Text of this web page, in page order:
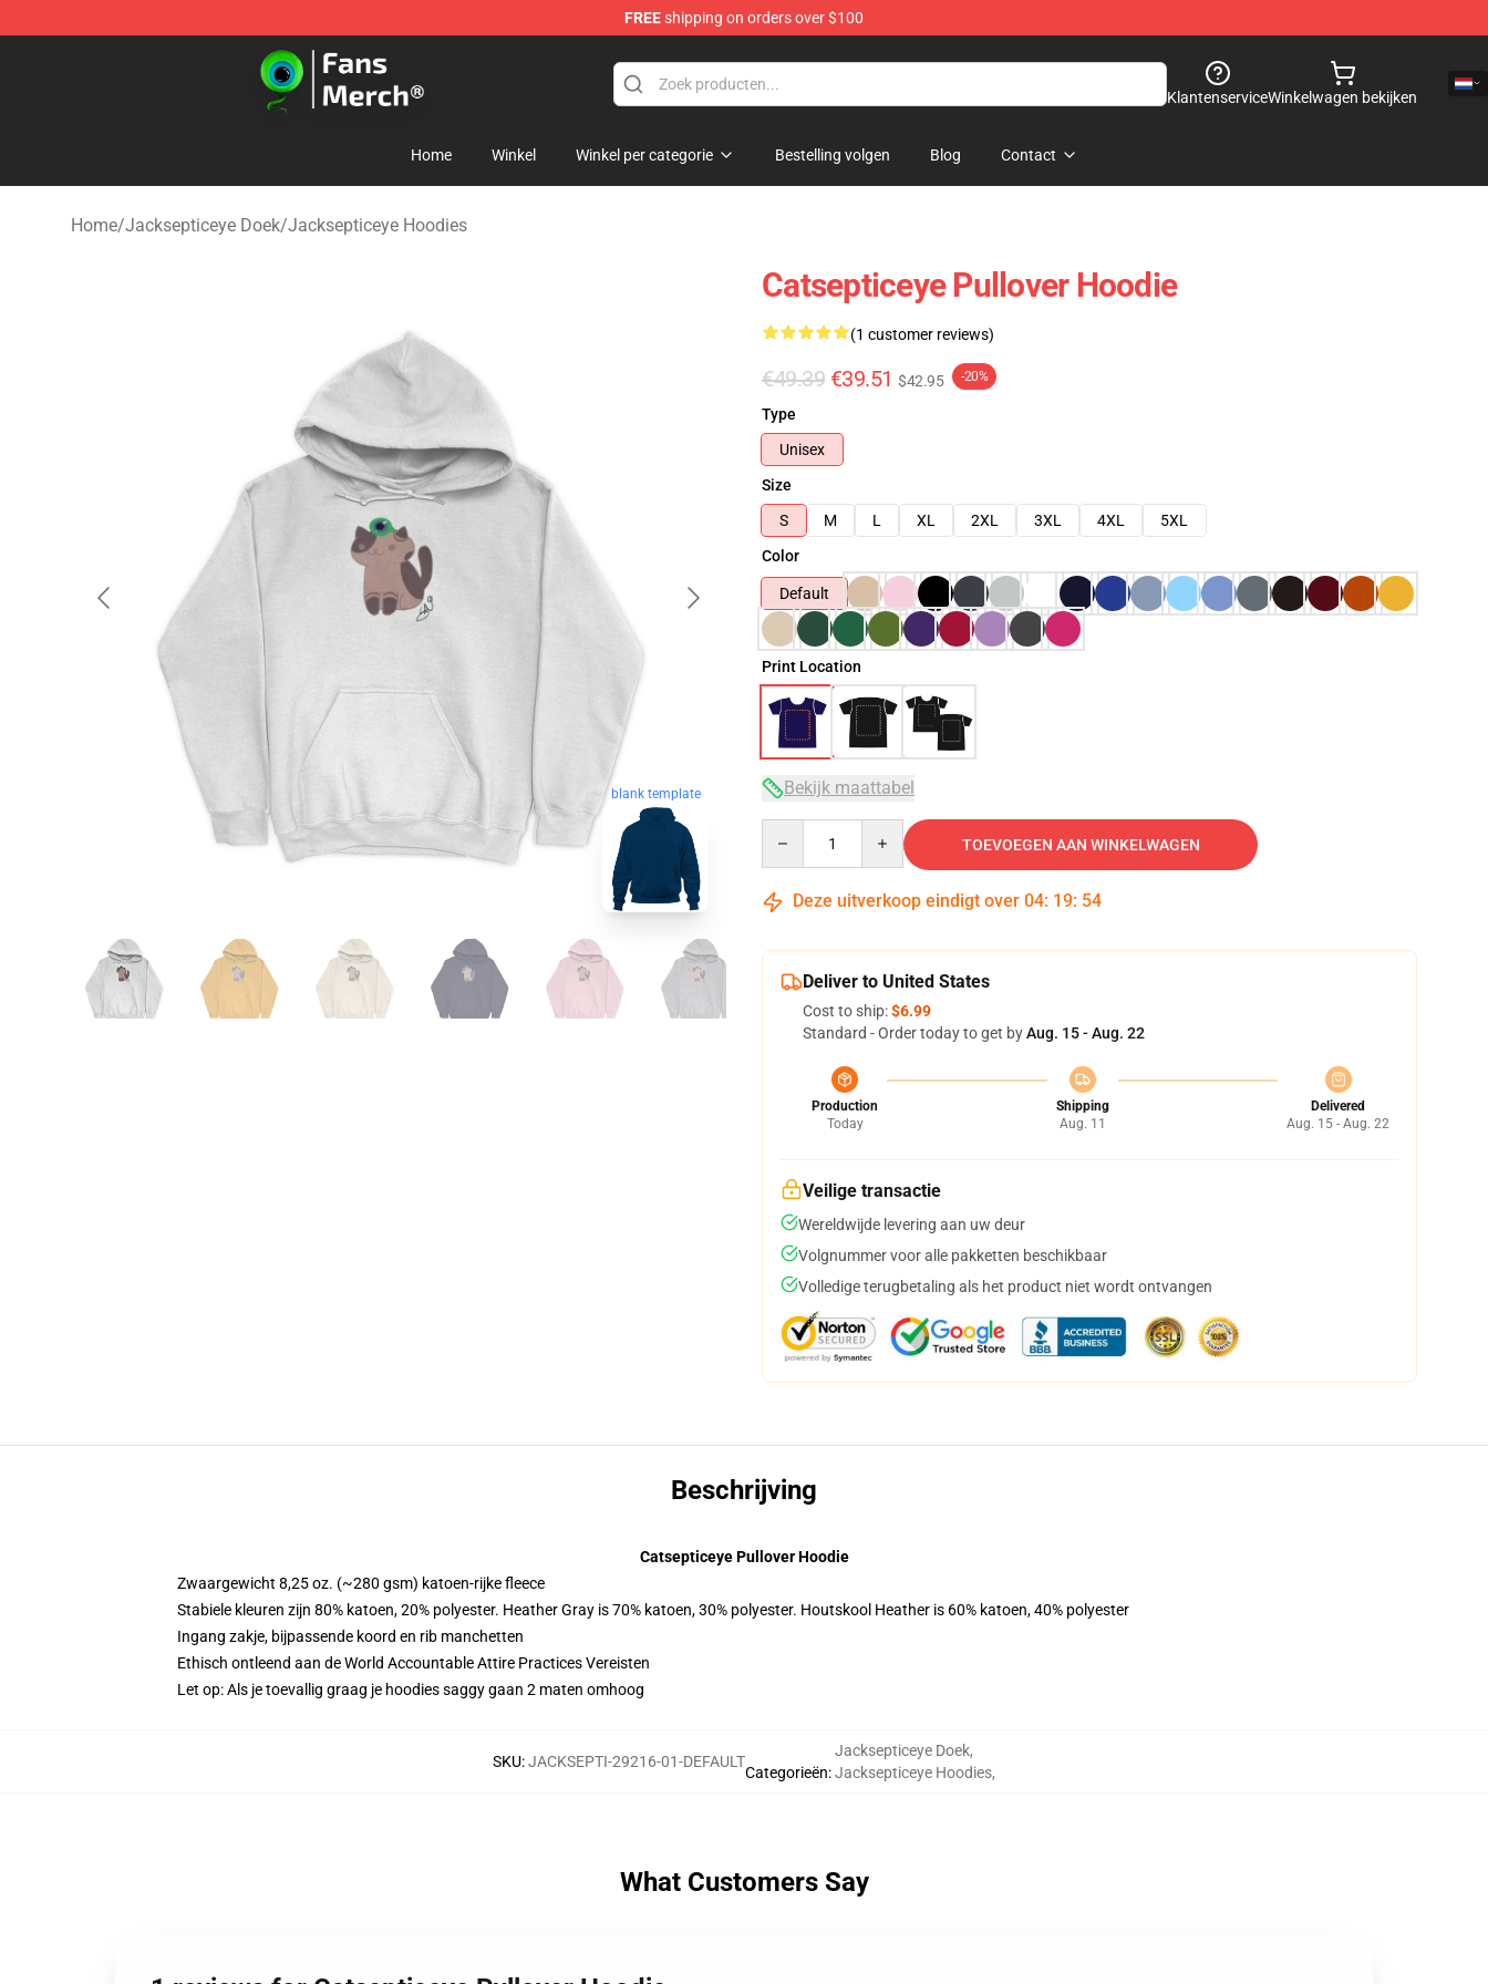
FREEshipping on orders over $100
Jacksepticeye Store - Official Jacksepticeye Merchandise Shop
KlantenserviceWinkelwagen bekijken
Home Winkel Winkel per categorie Bestelling volgen Blog Contact
Home/Jacksepticeye Doek/Jacksepticeye Hoodies
blank template
Catsepticeye Pullover Hoodie
(1 customer reviews)
€49.39 €39.51 $42.95 -20%
Type
Unisex
Size
S
M L XL 2XL 3XL 4XL
5XL
Color
Default
Print Location
Bekijk maattabel
TOEVOEGEN AAN WINKELWAGEN
Deze uitverkoop eindigt over 04: 19: 53
Deliver to United States
Cost to ship:$6.99
Standard - Order today to get byAug. 15 - Aug. 22
Production
Today
Shipping
Aug. 11
Delivered
Aug. 15 - Aug. 22
Veilige transactie
Wereldwijde levering aan uw deur
Volgnummer voor alle pakketten beschikbaar
Volledige terugbetaling als het product niet wordt ontvangen
Beschrijving
Catsepticeye Pullover Hoodie
Zwaargewicht 8,25 oz. (~280 gsm) katoen-rijke fleece
Stabiele kleuren zijn 80% katoen, 20% polyester. Heather Gray is 70% katoen, 30% polyester. Houtskool Heather is 60% katoen, 40% polyester
Ingang zakje, bijpassende koord en rib manchetten
Ethisch ontleend aan de World Accountable Attire Practices Vereisten
Let op: Als je toevallig graag je hoodies saggy gaan 2 maten omhoog
SKU:JACKSEPTI-29216-01-DEFAULT
Categorieën:
Jacksepticeye Doek,
Jacksepticeye Hoodies,
What Customers Say